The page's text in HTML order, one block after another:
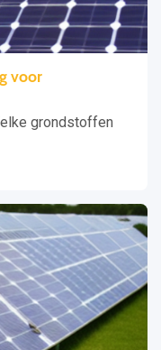
voor
grondstoffen